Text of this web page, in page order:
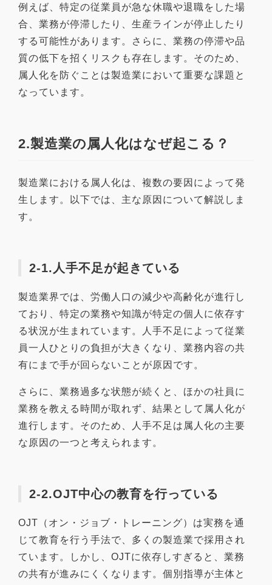
例えば、特定の従業員が急な休職や退職をした場
合、業務が停滞したり、生産ラインが停止したり
する可能性があります。さらに、業務の停滞や品
質の低下を招くリスクも存在します。そのため、
属人化を防ぐことは製造業において重要な課題と
なっています。
2.製造業の属人化はなぜ起こる？
製造業における属人化は、複数の要因によって発
生します。以下では、主な原因について解説しま
す。
2-1.人手不足が起きている
製造業界では、労働人口の減少や高齢化が進行し
ており、特定の業務や知識が特定の個人に依存す
る状況が生まれています。人手不足によって従業
員一人ひとりの負担が大きくなり、業務内容の共
有にまで手が回らないことが原因です。
さらに、業務過多な状態が続くと、ほかの社員に
業務を教える時間が取れず、結果として属人化が
進行します。そのため、人手不足は属人化の主要
な原因の一つと考えられます。
2-2.OJT中心の教育を行っている
OJT（オン・ジョブ・トレーニング）は実務を通
じて教育を行う手法で、多くの製造業で採用され
ています。しかし、OJTに依存しすぎると、業務
の共有が進みにくくなります。個別指導が主体と